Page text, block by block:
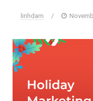
linhdam /